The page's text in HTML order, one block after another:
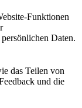
Funktionen
Daten.
das Teilen von
und die